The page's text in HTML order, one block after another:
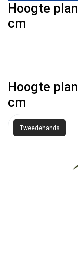
Hoogte
cm
Hoogte
cm
Tweedehands